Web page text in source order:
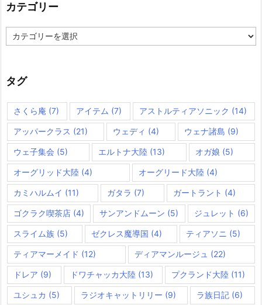
カテゴリー
テ
ー
タグ
さくら庵 (7) アイテム (7) アストルティアソニック (14)
アッパークラス (21) ウェディ (4) ウェナ諸島 (9)
ウェ子集会 (5) エルトナ大陸 (13) オガ娘 (5)
オーグリッド大陸 (4) オーグリード大陸 (4)
カミハルムイ (11) ガタラ (7) ガートラント (4)
ゴクラク喫茶店 (4) サンアンドムーン (5) ジュレット (6)
スライム族 (5) ゼクレス魔導国 (4) ティアソニ (5)
ティアマーメイド (12) ディアマンルージュ (22)
ドレア (9) ドワチャッカ大陸(13) プクランド大陸 (11)
ユシュカ (5) ラジオキャットリリー (9) ラ族日記 (6)